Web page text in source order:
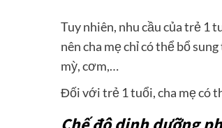
Tuy nhiên, nhu cầu của trẻ 1
nên cha mẹ chỉ có thể bổ
mỳ, cơm,…
Đối với trẻ 1 tuổi, cha mẹ có